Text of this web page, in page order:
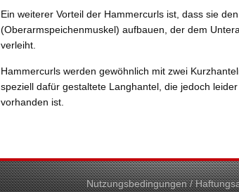
Ein weiterer Vorteil der Hammercurls ist, dass sie
(Oberarmspeichenmuskel) aufbauen, der dem
verleiht.
Hammercurls werden gewöhnlich mit zwei
speziell dafür gestaltete Langhantel, die jedoch
vorhanden ist.
Nutzungsbedingungen /